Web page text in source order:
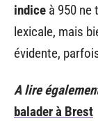
indice à 950 ne
lexicale, mais
évidente,
A lire
balader à Brest